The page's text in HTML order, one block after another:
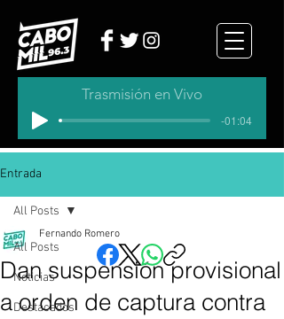
Trasmisión en Vivo
-01:04
Entrada
All Posts
Noticias
Destacados
All Posts
Dan suspensión provisional
a orden de captura contra
Fernando Romero